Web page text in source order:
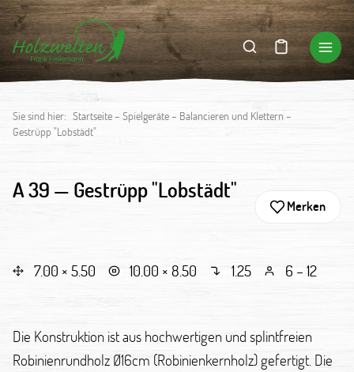
Sie sind hier: Startseite– Spielgeräte– Balancieren und Klettern –
Gestrüpp "Lobstädt"
A 39 — Gestrüpp "Lobstädt"
Merken
7.00 × 5.50 10.00 × 8.50 1.25 6 – 12
Die Konstruktion ist aus hochwertigen und splintfreien
Robinienrundholz Ø16cm (Robinienkernholz) gefertigt. Die